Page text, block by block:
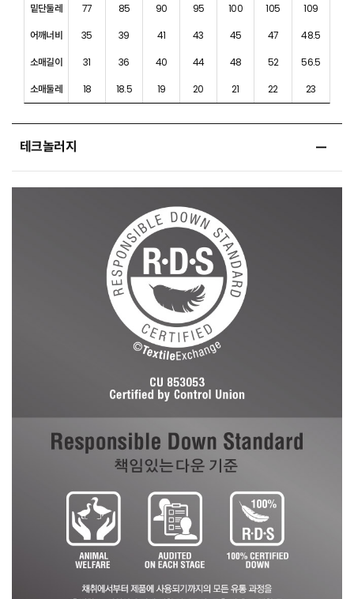
밑단둘레
77 85 90 95 100 105
109
어깨너비
35 39 41 43 45 47
48.5
소매길이
31 36 40 44 48 52
56.5
소매둘레
18 18.5 19 20 21 22 23
테크놀러지